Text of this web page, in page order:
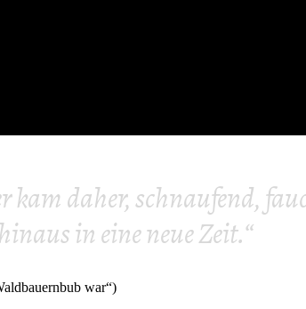
kam daher, schnaufend,
in eine neue Zeit.“
war“)